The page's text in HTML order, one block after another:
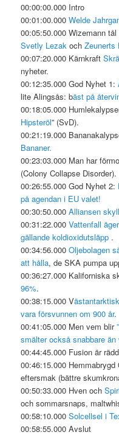
00:00:00.000 Intro
00:01:00.000Welde
00:05:50.000 Wizemann tål
Svetly Lezak ochZeunerts
00:07:20.000 Kärnkraft
nyheter.
00:12:35.000 God Nyhet 1:
lite Alingsås: bäst på
00:18:05.000
Hipsteröl” (SvD).
00:21:19.000
Bananer.
00:23:03.000 Man har
(Colony Collapse
00:26:55.000 God Nyhet 2:
på agendan i EU valet!
00:30:50.000Alliansen
00:31:22.000Vattenfall
gällande koldioxidutsläpp .
00:34:56.000Oljebolagen
att hålla, de SKA pumpa
00:36:27.000 Kaliforniska
96%.
00:38:15.000 V
vara försvunnen om 900 år.
00:41:05.000 Men vem blir
smälter också snabbare än
00:44:45.000 Fusion är
00:46:15.000
eftersmak (bättre
00:50:33.000 Hven och
och sommarsnaps,
00:58:10.000Solcellsel i
00:58:55.000 Avslut